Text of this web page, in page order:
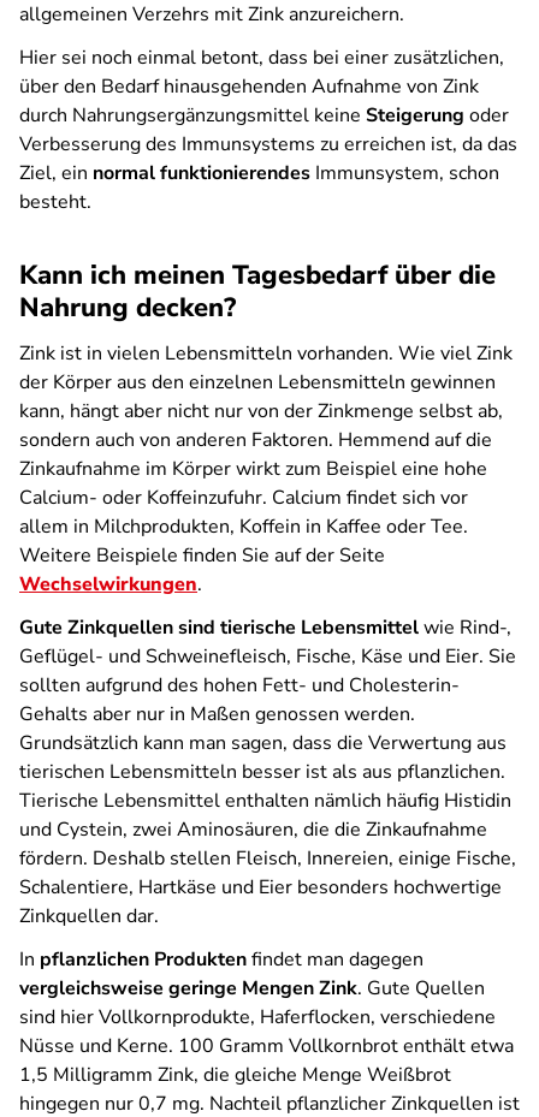
allgemeinen Verzehrs mit Zink anzureichern.
Hier sei noch einmal betont, dass bei einer zusätzlichen,
über den Bedarf hinausgehenden Aufnahme von Zink
durch Nahrungsergänzungsmittel keine Steigerung oder
Verbesserung des Immunsystems zu erreichen ist, da das
Ziel, ein normal funktionierendes Immunsystem, schon
besteht.
Kann ich meinen Tagesbedarf über die
Nahrung decken?
Zink ist in vielen Lebensmitteln vorhanden. Wie viel Zink
der Körper aus den einzelnen Lebensmitteln gewinnen
kann, hängt aber nicht nur von der Zinkmenge selbst ab,
sondern auch von anderen Faktoren. Hemmend auf die
Zinkaufnahme im Körper wirkt zum Beispiel eine hohe
Calcium- oder Koffeinzufuhr. Calcium findet sich vor
allem in Milchprodukten, Koffein in Kaffee oder Tee.
Weitere Beispiele finden Sie auf der Seite
Wechselwirkungen.
Gute Zinkquellen sind tierische Lebensmittelwie Rind-,
Geflügel- und Schweinefleisch, Fische, Käse und Eier. Sie
sollten aufgrund des hohen Fett- und Cholesterin-
Gehalts aber nur in Maßen genossen werden.
Grundsätzlich kann man sagen, dass die Verwertung aus
tierischen Lebensmitteln besser ist als aus pflanzlichen.
Tierische Lebensmittel enthalten nämlich häufig Histidin
und Cystein, zwei Aminosäuren, die die Zinkaufnahme
fördern. Deshalb stellen Fleisch, Innereien, einige Fische,
Schalentiere, Hartkäse und Eier besonders hochwertige
Zinkquellen dar.
In pflanzlichen Produktenfindet man dagegen
vergleichsweise geringe Mengen Zink. Gute Quellen
sind hier Vollkornprodukte, Haferflocken, verschiedene
Nüsse und Kerne. 100 Gramm Vollkornbrot enthält etwa
1,5 Milligramm Zink, die gleiche Menge Weißbrot
hingegen nur 0,7 mg. Nachteil pflanzlicher Zinkquellen ist